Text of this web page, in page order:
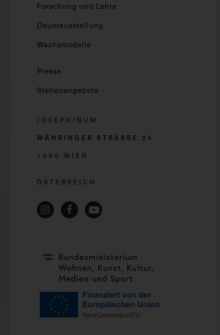
Forschung und Lehre
Dauerausstellung
Wachsmodelle
Presse
Stellenangebote
JOSEPHINUM
WÄHRINGER STRASSE 2 5
1090 WIEN
ÖSTERREICH